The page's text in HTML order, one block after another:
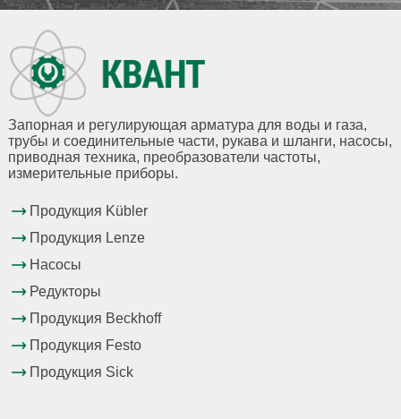
Запорная и регулирующая арматура для воды и газа,
трубы и соединительные части, рукава и шланги, насосы,
приводная техника, преобразователи частоты,
измерительные приборы.
Продукция Kübler
Продукция Lenze
Насосы
Редукторы
Продукция Beckhoff
Продукция Festo
Продукция Sick